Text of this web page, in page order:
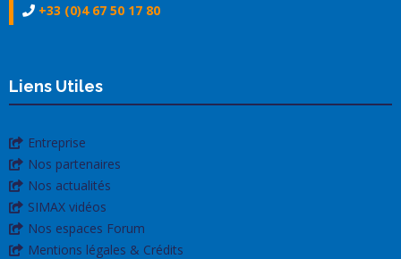
+33 (0)4 67 50 17 80
Liens Utiles
Entreprise
Nos partenaires
Nos actualités
SIMAX vidéos
Nos espaces Forum
Mentions légales & Crédits